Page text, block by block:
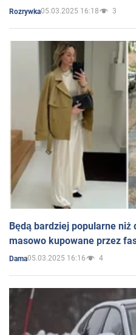
Rozrywka05.03.2025 16:18 3
Będą bardziej popularne
masowo kupowane przez
Dama05.03.2025 16:16 4